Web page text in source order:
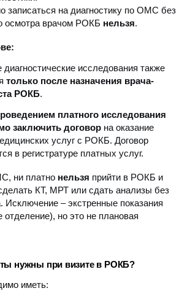
записаться на диагностику по ОМС без
осмотра врачом РОКБ нельзя.
исследования также
только после назначения врача-
РОКБ.
платного исследования
заключить договор на оказание
услуг с РОКБ. Договор
в регистратуре платных услуг.
ни платно нельзя прийти в РОКБ и
КТ, МРТ или сдать анализы без
Исключение – экстренные показания
отделение), но это не плановая
нужны при визите в РОКБ?
иметь: